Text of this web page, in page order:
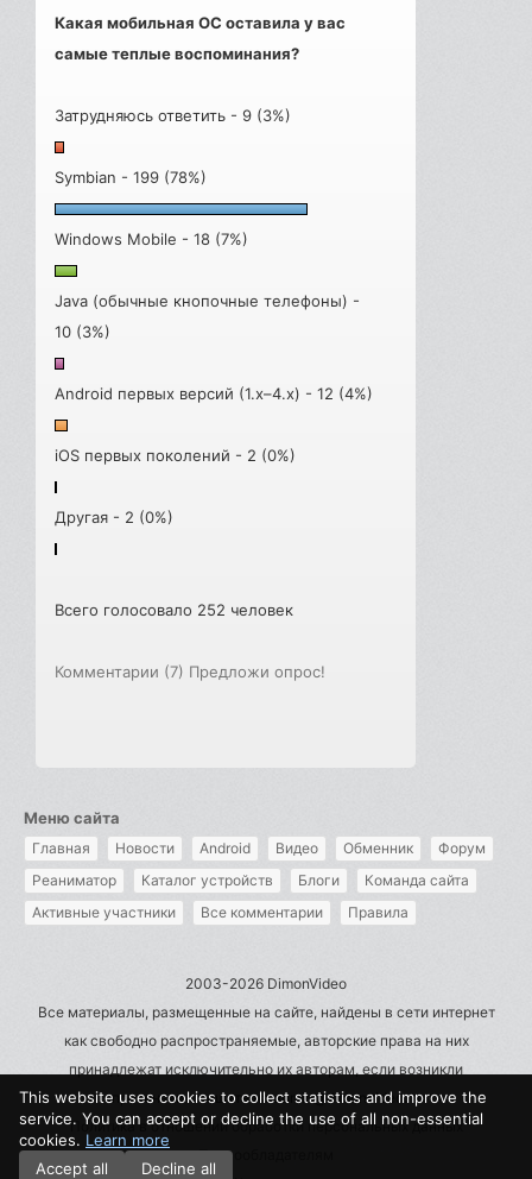
Какая мобильная ОС оставила у вас
самые теплые воспоминания?
Затрудняюсь ответить - 9 (3%)
Symbian - 199 (78%)
Windows Mobile - 18 (7%)
Java (обычные кнопочные телефоны) -
10 (3%)
Android первых версий (1.x–4.x) - 12 (4%)
iOS первых поколений - 2 (0%)
Другая - 2 (0%)
Всего голосовало 252 человек
Комментарии (7) Предложи опрос!
Меню сайта
Главная Новости Android Видео Обменник
Форум
Реаниматор
Каталог устройств Блоги
Команда сайта
Активные участники
Все комментарии Правила
2003-2026 DimonVideo
Все материалы, размещенные на сайте, найдены в сети интернет
как свободно распространяемые, авторские права на них
принадлежат исключительно их авторам, если возникли
претензии - пишите на admin@dimonvideo.ru
Политика в отношении обработки персональных данных
Правообладателям
This website uses cookies to collect statistics and improve the
service. You can accept or decline the use of all non-essential
cookies. Learn more
Accept all
Decline all